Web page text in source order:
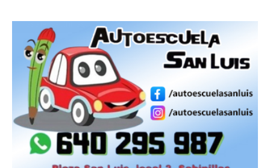
masaje Sabinillas